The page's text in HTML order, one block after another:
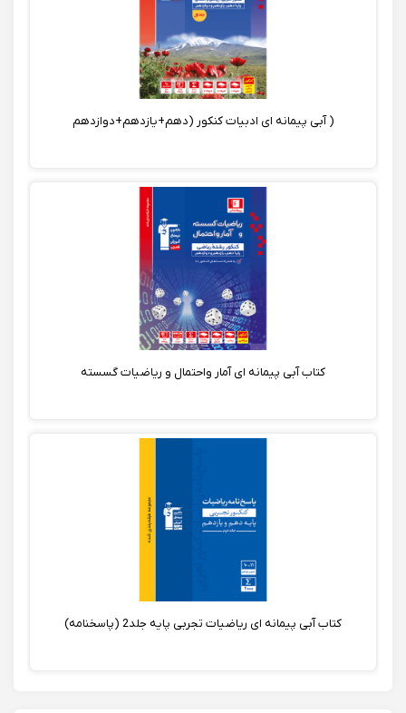
( آبی پیمانه ای ادبیات کنکور (دهم+یازدهم+دوازدهم
کتاب آبی پیمانه ای آمار واحتمال و ریاضیات گسسته
کتاب آبی پیمانه ای ریاضیات تجربی پایه جلد2 (پاسخنامه)